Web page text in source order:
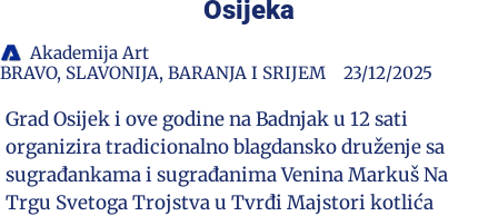
Osijeka
Akademija Art
BRAVO, SLAVONIJA, BARANJA I SRIJEM 23/12/2025
Grad Osijek i ove godine na Badnjak u 12 sati
organizira tradicionalno blagdansko druženje sa
sugrađankama i sugrađanima Venina Markuš Na
Trgu Svetoga Trojstva u Tvrđi Majstori kotlića